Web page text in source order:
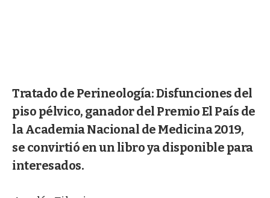
Tratado de Perineología: Disfunciones del
piso pélvico, ganador del Premio El País de
la Academia Nacional de Medicina 2019,
se convirtió en un libro ya disponible para
interesados.